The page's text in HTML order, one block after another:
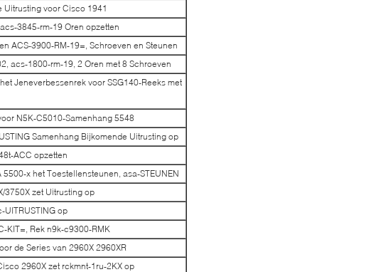
Uitrusting voor Cisco 1941
3845-rm-19 Oren opzetten
ACS-3900-RM-19=, Schroeven en Steunen
acs-1800-rm-19, 2 Oren met 8 Schroeven
Jeneverbessenrek voor SSG140-Reeks met
N5K-C5010-Samenhang 5548
Samenhang Bijkomende Uitrusting op
ACC opzetten
x het Toestellensteunen, asa-STEUNEN
3750X zet Uitrusting op
op
KIT=, Rek n9k-c9300-RMK
de Series van 2960X 2960XR
2960X zet rckmnt-1ru-2KX op